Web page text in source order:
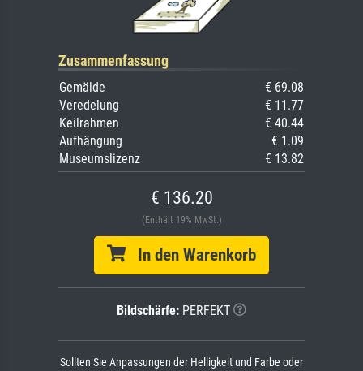
Zusammenfassung
Gemälde
€ 69.08
Veredelung
€ 11.77
Keilrahmen
€ 40.44
Aufhängung
€ 1.09
Museumslizenz
€ 13.82
€ 136.20
(Enthält 19% MwSt.)
In den Warenkorb
Bildschärfe: PERFEKT
Sollten Sie Anpassungen der Helligkeit und Farbe oder